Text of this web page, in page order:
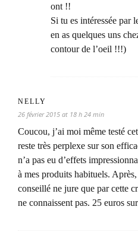
ont !!
Si tu es intéressée par
en as quelques uns
contour de l’oeil !!!)
NELLY
26 février 2015 at 18 h 24 min
Coucou, j’ai moi même testé
reste très perplexe sur son
n’a pas eu d’effets
à mes produits habituels.
conseillé ne jure que par cette
ne connaissent pas. 25 euros